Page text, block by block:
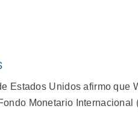
Estados Unidos afirmo que
Monetario